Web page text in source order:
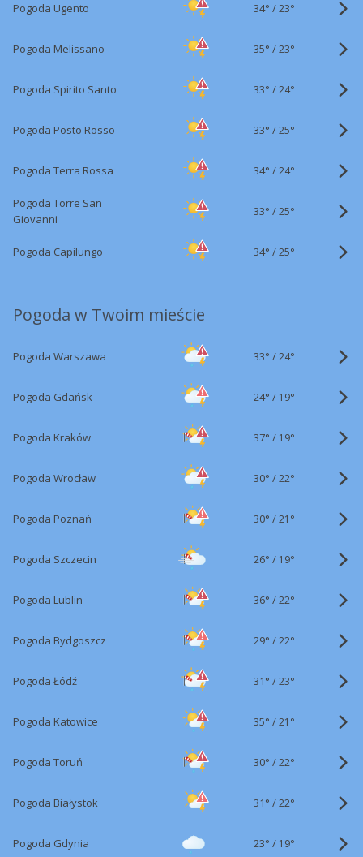
Pogoda Ugento 34° /23°
Pogoda Melissano 35° /23°
Pogoda Spirito Santo 33° /24°
Pogoda Posto Rosso 33° /25°
Pogoda Terra Rossa 34° /24°
Pogoda Torre San
Giovanni
33° /25°
Pogoda Capilungo 34° /25°
Pogoda w Twoim mieście
Pogoda Warszawa 33° /24°
Pogoda Gdańsk 24° / 19°
Pogoda Kraków 37° / 19°
Pogoda Wrocław 30° /22°
Pogoda Poznań 30° /21°
Pogoda Szczecin 26° / 19°
Pogoda Lublin 36° /22°
Pogoda Bydgoszcz 29° /22°
Pogoda Łódź 31° /23°
Pogoda Katowice 35° /21°
Pogoda Toruń 30° /22°
Pogoda Białystok 31° /22°
Pogoda Gdynia 23° / 19°